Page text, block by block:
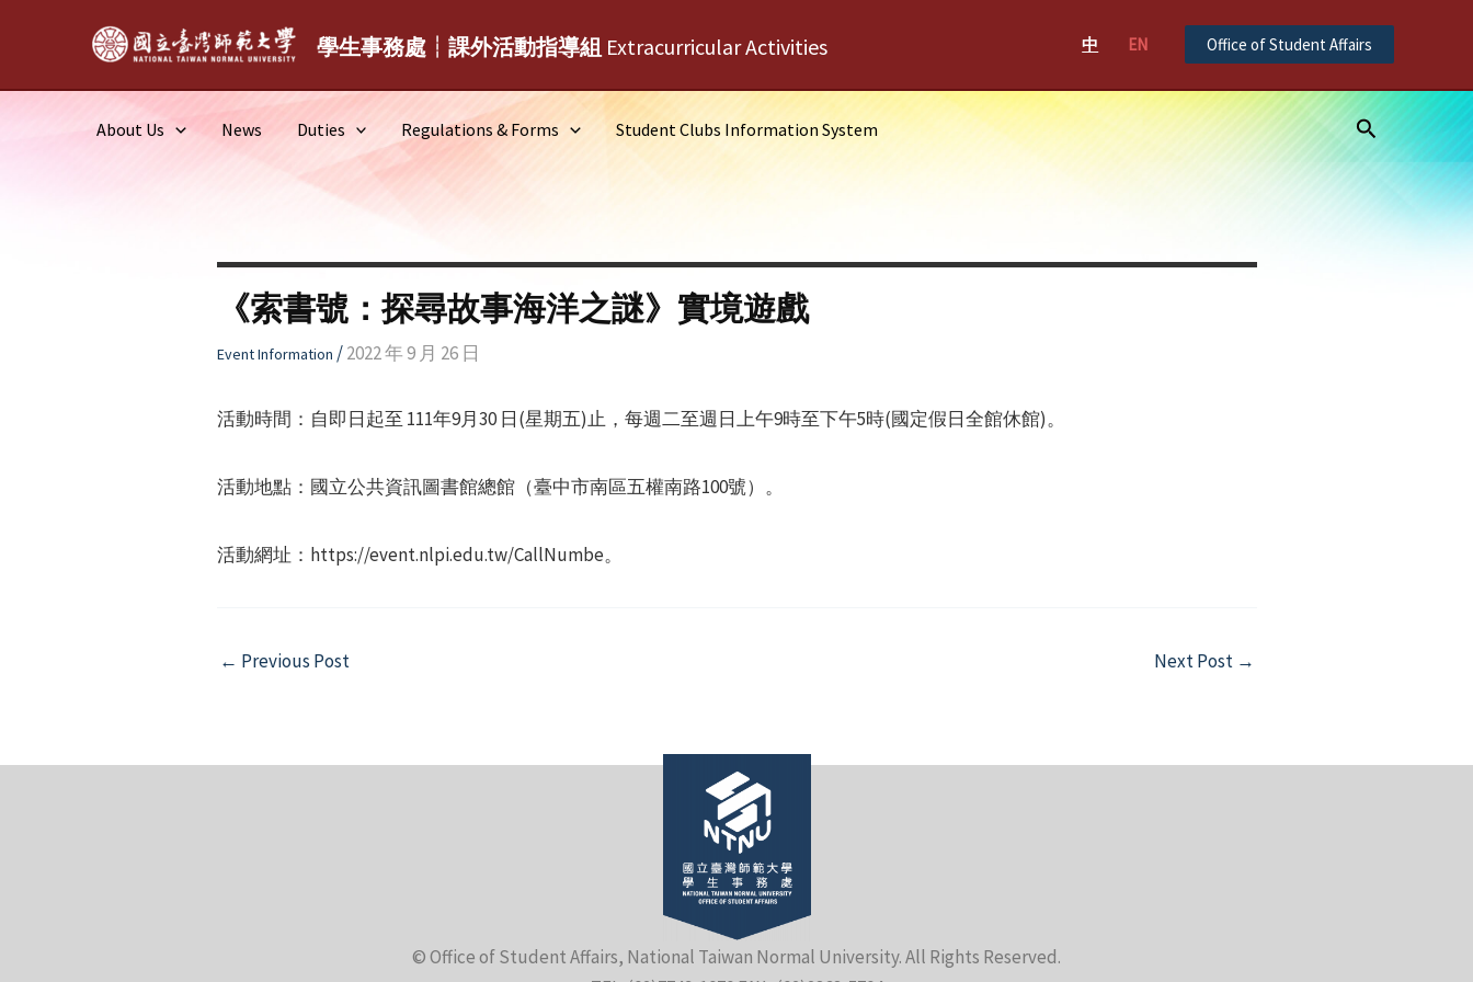
學生事務處┆課外活動指導組 Extracurricular Activities 中 EN Office of Student Affairs
About Us News Duties Regulations & Forms Student Clubs Information System Search
《索書號：探尋故事海洋之謎》實境遊戲
Event Information /2022 年 9 月 26 日
活動時間：自即日起至 111年9月30 日(星期五)止，每週二至週日上午9時至下午5時(國定假日全館休館)。
活動地點：國立公共資訊圖書館總館（臺中市南區五權南路100號）。
活動網址：https://event.nlpi.edu.tw/CallNumbe。
Post
← Previous Post Next Post →
© Office of Student Affairs, National Taiwan Normal University. All Rights Reserved.